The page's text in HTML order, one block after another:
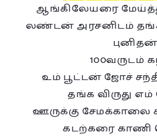
ஆங்கிலேயரை
லண்டன் அரசனிடம்
100வருடம்
உம் பூட்டன் ஜோச்
தங்க விருது
ஊருக்கு சேமக்காலை
கடற்கரை